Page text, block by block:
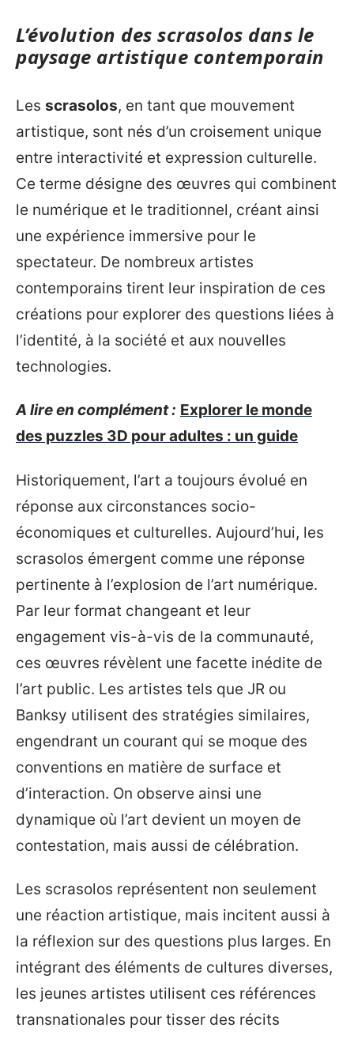
L’évolution des scrasolos dans le
paysage artistique contemporain
Les scrasolos, en tant que mouvement
artistique, sont nés d’un croisement unique
entre interactivité et expression culturelle.
Ce terme désigne des œuvres qui combinent
le numérique et le traditionnel, créant ainsi
une expérience immersive pour le
spectateur. De nombreux artistes
contemporains tirent leur inspiration de ces
créations pour explorer des questions liées à
l’identité, à la société et aux nouvelles
technologies.
A lire en complément : Explorer le monde
des puzzles 3D pour adultes : un guide
Historiquement, l’art a toujours évolué en
réponse aux circonstances socio-
économiques et culturelles. Aujourd’hui, les
scrasolos émergent comme une réponse
pertinente à l’explosion de l’art numérique.
Par leur format changeant et leur
engagement vis-à-vis de la communauté,
ces œuvres révèlent une facette inédite de
l’art public. Les artistes tels que JR ou
Banksy utilisent des stratégies similaires,
engendrant un courant qui se moque des
conventions en matière de surface et
d’interaction. On observe ainsi une
dynamique où l’art devient un moyen de
contestation, mais aussi de célébration.
Les scrasolos représentent non seulement
une réaction artistique, mais incitent aussi à
la réflexion sur des questions plus larges. En
intégrant des éléments de cultures diverses,
les jeunes artistes utilisent ces références
transnationales pour tisser des récits